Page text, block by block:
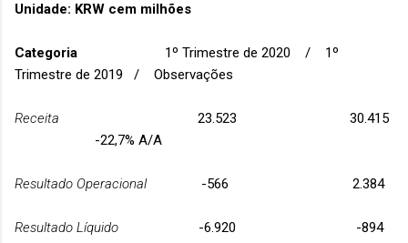
Unidade: KRW cem milhões
Categoria
1º Trimestre de 2020 / 1º
Trimestre de 2019 / Observações
Receita
23.523 30.415
-22,7% A/A
Resultado Operacional -566 2.384
Resultado Líquido -6.920 -894